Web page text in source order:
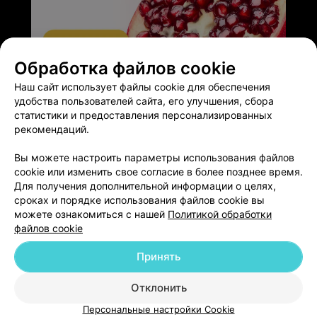
ЭФФЕКТИВНАЯ РЕКЛАМА НА САЙТЕ
Добавить компанию
Добавить специалиста
Новости проекта
Размещение рекламы
Медицинский маркетинг
Публичный договор
Обработка файлов cookie
Наш сайт использует файлы cookie для обеспечения
удобства пользователей сайта, его улучшения, сбора
статистики и предоставления персонализированных
рекомендаций.
Вы можете настроить параметры использования файлов
cookie или изменить свое согласие в более позднее время.
Для получения дополнительной информации о целях,
сроках и порядке использования файлов cookie вы
можете ознакомиться с нашей Политикой обработки
файлов cookie
Отклонить
Принять
Персональные настройки Cookie